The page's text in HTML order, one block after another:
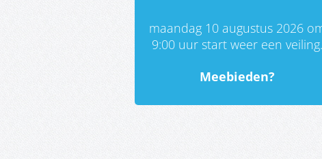
maandag 10 augustus 2026
9:00 uur start weer een veiling.
Meebieden?